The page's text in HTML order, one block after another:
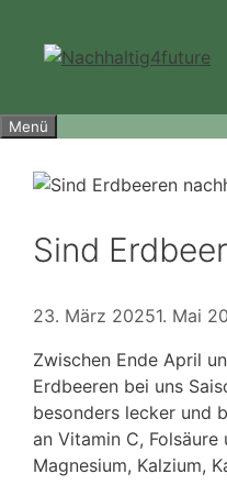
springen
Menü
Sind
23. März 20251. Mai
Zwischen Ende April
Erdbeeren bei uns
besonders lecker und
an Vitamin C,
Magnesium, Kalzium,